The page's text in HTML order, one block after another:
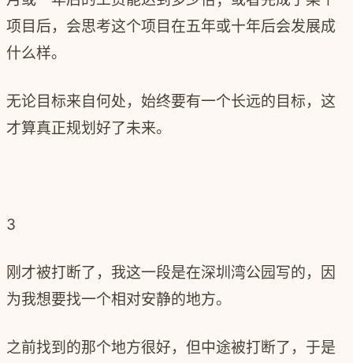
项目后，会思考这个项目在五年或十年后会发展成
什么样。
无论目标来自何处，始终要有一个长远的目标，这
才算真正规划好了未来。
3
刚才被打断了，我这一段是在深圳湾公园写的，因
为我想要找一个相对安静的地方。
之前找到的那个地方很好，但中途被打断了，于是